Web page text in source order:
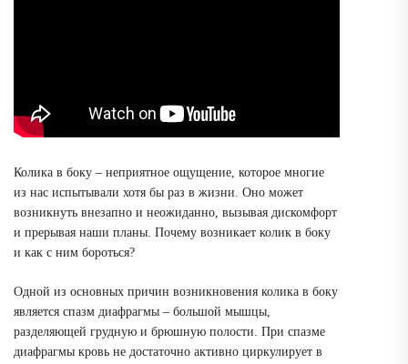
Колика в боку – неприятное ощущение, которое многие
из нас испытывали хотя бы раз в жизни. Оно может
возникнуть внезапно и неожиданно, вызывая дискомфорт
и прерывая наши планы. Почему возникает колик в боку
и как с ним бороться?
Одной из основных причин возникновения колика в боку
является спазм диафрагмы – большой мышцы,
разделяющей грудную и брюшную полости. При спазме
диафрагмы кровь не достаточно активно циркулирует в